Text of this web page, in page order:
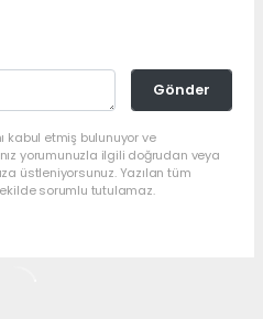
Gönder
kabul etmiş bulunuyor ve
yorumunuzla ilgili doğrudan veya
üstleniyorsunuz. Yazılan tüm
sorumlu tutulamaz.